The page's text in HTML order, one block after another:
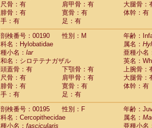
尺骨：有
肩甲骨：有
大腿骨：
腓骨：有
寛骨：有
体幹：有
手：有
足：有
剖検番号：00190
性別：M
年齢：
科名：Hylobatidae
属名：
種小名： lar
亜種小名
和名：シロテテナガザル
英名：
頭蓋骨：有
下顎骨：有
上腕骨：
尺骨：有
肩甲骨：有
大腿骨：
腓骨：有
寛骨：有
体幹：有
手：有
足：有
剖検番号：00195
性別：F
年齢：
科名：Cercopithecidae
属名：
種小名： fascicularis 亜種小名